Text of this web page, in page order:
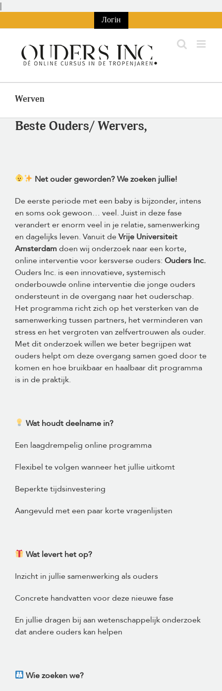
|
змісту
Логін
Werven
Beste Ouders/ Wervers,
Net ouder geworden? We zoeken jullie!
De eerste periode met een baby is bijzonder, intens
en soms ook gewoon… veel. Juist in deze fase
verandert er enorm veel in je relatie, samenwerking
en dagelijks leven. Vanuit deVrije Universiteit
Amsterdam doen wij onderzoek naar een korte,
online interventie voor kersverse ouders: Ouders Inc.
Ouders Inc. is een innovatieve, systemisch
onderbouwde online interventie die jonge ouders
ondersteunt in de overgang naar het ouderschap.
Het programma richt zich op het versterken van de
samenwerking tussen partners, het verminderen van
stress en het vergroten van zelfvertrouwen als ouder.
Met dit onderzoek willen we beter begrijpen wat
ouders helpt om deze overgang samen goed door te
komen en hoe bruikbaar en haalbaar dit programma
is in de praktijk.
Wat houdt deelname in?
Een laagdrempelig online programma
Flexibel te volgen wanneer het jullie uitkomt
Beperkte tijdsinvestering
Aangevuld met een paar korte vragenlijsten
Wat levert het op?
Inzicht in jullie samenwerking als ouders
Concrete handvatten voor deze nieuwe fase
En jullie dragen bij aan wetenschappelijk onderzoek
dat andere ouders kan helpen
Wie zoeken we?